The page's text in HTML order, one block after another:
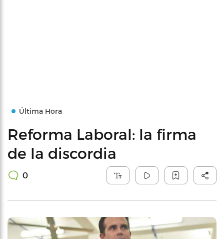
Última Hora
Reforma Laboral: la firma
de la discordia
0